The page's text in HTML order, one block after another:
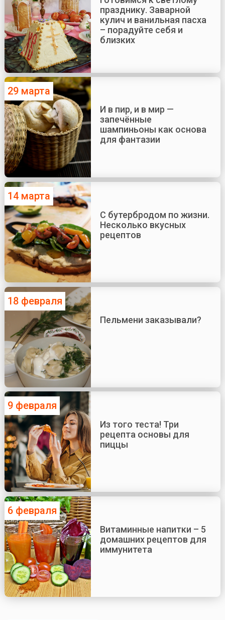
празднику. Заварной
кулич и ванильная пасха
– порадуйте себя и
близких
29 марта
И в пир, и в мир —
запечённые
шампиньоны как основа
для фантазии
14 марта
С бутербродом по жизни.
Несколько вкусных
рецептов
18 февраля
Пельмени заказывали?
9 февраля
Из того теста! Три
рецепта основы для
пиццы
6 февраля
Витаминные напитки – 5
домашних рецептов для
иммунитета